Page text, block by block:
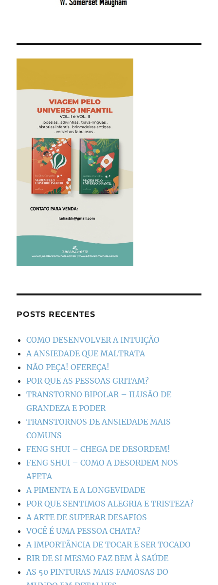
POSTS RECENTES
COMO DESENVOLVER A INTUIÇÃO
A ANSIEDADE QUE MALTRATA
NÃO PEÇA! OFEREÇA!
POR QUE AS PESSOAS GRITAM?
TRANSTORNO BIPOLAR – ILUSÃO DE
GRANDEZA E PODER
TRANSTORNOS DE ANSIEDADE MAIS
COMUNS
FENG SHUI – CHEGA DE DESORDEM!
FENG SHUI – COMO A DESORDEM NOS
AFETA
A PIMENTA E A LONGEVIDADE
POR QUE SENTIMOS ALEGRIA E TRISTEZA?
A ARTE DE SUPERAR DESAFIOS
VOCÊ É UMA PESSOA CHATA?
A IMPORTÂNCIA DE TOCAR E SER TOCADO
RIR DE SI MESMO FAZ BEM À SAÚDE
AS 50 PINTURAS MAIS FAMOSAS DO